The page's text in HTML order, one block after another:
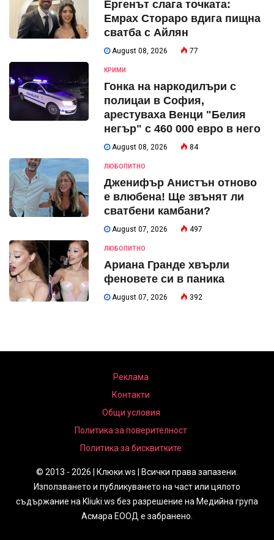
Ергенът слага точката:
Емрах Стораро вдига пищна
сватба с Айлян
August 08, 2026 77
КРИМИ
Гонка на наркодилъри с
полицаи в София,
арестуваха Венци "Белия
негър" с 460 000 евро в него
August 08, 2026 84
ЛЮБОПИТНО
Дженифър Анистън отново
е влюбена! Ще звънят ли
сватбени камбани?
August 07, 2026 497
ЛЮБОПИТНО
Ариана Гранде хвърли
феновете си в паника
August 07, 2026 392
Реклама
Контакти
Общи условия
Политика за поверителност
Политика за бисквитките
© 2013 - 2026 | Клюки.ws | Всички права запазени.
Използването и публикуването на част или цялото
съдържание на Kliuki.ws без разрешение на Медийна група
Асмара ЕООД е забранено.